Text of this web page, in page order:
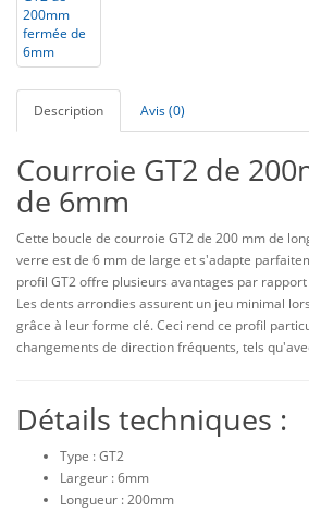
Description Avis (0)
Courroie GT2 de
de 6mm
Cette boucle de courroie GT2 de 200 mm de
verre est de 6 mm de large et s'adapte
profil GT2 offre plusieurs avantages par
Les dents arrondies assurent un jeu minimal
grâce à leur forme clé. Ceci rend ce profil
changements de direction fréquents, tels
Détails techniques :
Type : GT2
Largeur : 6mm
Longueur : 200mm